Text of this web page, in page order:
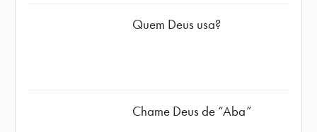
Quem Deus usa?
Chame Deus de “Aba”